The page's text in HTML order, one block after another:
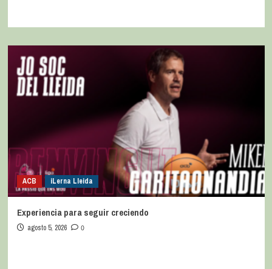
ACB iLerna Lleida
Experiencia para seguir creciendo
agosto 5, 2026 0